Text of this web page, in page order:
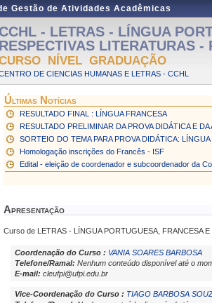
Gestão de Atividades Acadêmicas
CCHL - LETRAS - LÍNGUA
RESPECTIVAS LITERATURAS
NÍVEL GRADUAÇÃO
DE CIENCIAS HUMANAS E LETRAS - CCHL
Últimas Notícias
RESULTADO FINAL : LÍNGUA FRANCESA
RESULTADO PRELIMINAR DA PROVA DIDÁTICA E
SORTEIO DO TEMA PARA PROVA DIDÁTICA:
Homologação inscrições do Francês - ISF
Edital - eleição de coordenador e subcoordenador da
Apresentação
Curso de LETRAS - LÍNGUA PORTUGUESA, FRANCESA
Coordenação do Curso : VANIA SOARES BARBOSA
Telefone/Ramal: Nenhum conteúdo disponível até o
E-mail: cleufpi@ufpi.edu.br
Vice-Coordenação do Curso : TIAGO BARBOSA